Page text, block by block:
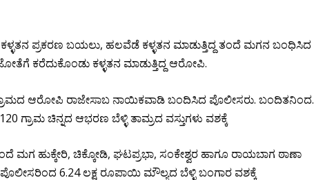
ಪ್ರಕರಣ ಬಯಲು, ಹಲವೆಡೆ ಕಳ್ಳತನ ಮಾಡುತ್ತಿದ್ದ ತಂದೆ ಮಗನ ಬಂಧಿಸಿದ
ಕರೆದುಕೊಂಡು ಕಳ್ಳತನ ಮಾಡುತ್ತಿದ್ದ ಆರೋಪಿ.
ಆರೋಪಿ ರಾಜೇಸಾಬ ನಾಯಿಕವಾಡಿ ಬಂದಿಸಿದ ಪೊಲೀಸರು. ಬಂದಿತನಿಂದ.
ಗ್ರಾಮ ಚಿನ್ನದ ಆಭರಣ ಬೆಳ್ಳಿ ತಾಮ್ರದ ವಸ್ತುಗಳು ವಶಕ್ಕೆ
ಮಗ ಹುಕ್ಕೇರಿ, ಚಿಕ್ಕೋಡಿ, ಘಟಪ್ರಭಾ, ಸಂಕೇಶ್ವರ ಹಾಗೂ ರಾಯಬಾಗ ಠಾಣಾ
ಪೊಲೀಸರಿಂದ 6.24 ಲಕ್ಷ ರೂಪಾಯಿ ಮೌಲ್ಯದ ಬೆಳ್ಳಿ ಬಂಗಾರ ವಶಕ್ಕೆ